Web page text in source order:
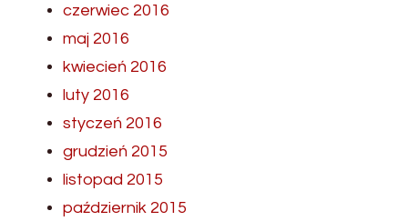
czerwiec 2016
maj 2016
kwiecień 2016
luty 2016
styczeń 2016
grudzień 2015
listopad 2015
październik 2015